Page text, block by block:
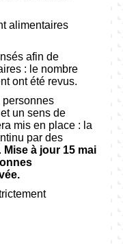
alimentaires
afin de
: le nombre
ont été revus.
personnes
un sens de
mis en place : la
par des
Mise à jour 15 mai